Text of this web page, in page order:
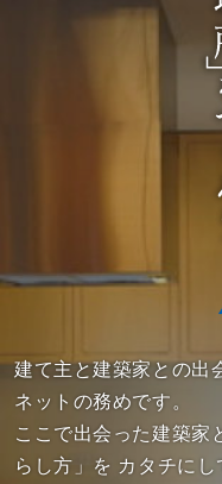
建て主と建築家との出
ネットの務めです。
ここで出会った建築家
らし方」を カタチに